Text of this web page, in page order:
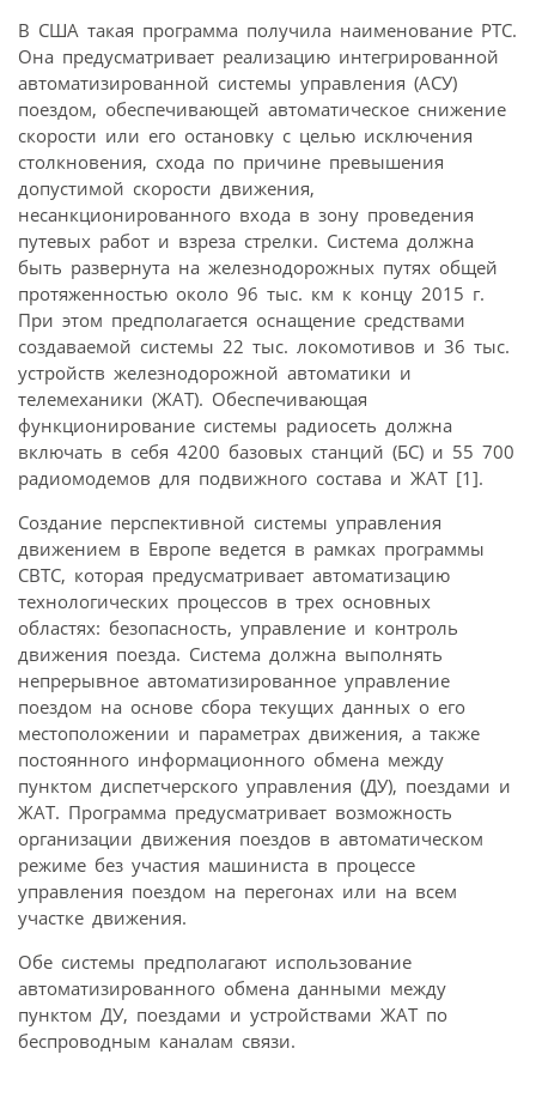
В США такая программа получила наименование PTC.
Она предусматривает реализацию интегрированной
автоматизированной системы управления (АСУ)
поездом, обеспечивающей автоматическое снижение
скорости или его остановку с целью исключения
столкновения, схода по причине превышения
допустимой скорости движения,
несанкционированного входа в зону проведения
путевых работ и взреза стрелки. Система должна
быть развернута на железнодорожных путях общей
протяженностью около 96 тыс. км к концу 2015 г.
При этом предполагается оснащение средствами
создаваемой системы 22 тыс. локомотивов и 36 тыс.
устройств железно­дорожной автоматики и
телемеханики (ЖАТ). Обеспечивающая
функционирование системы радиосеть должна
включать в себя 4200 базовых станций (БС) и 55 700
радиомодемов для подвижного состава и ЖАТ [1].
Создание перспективной системы управления
движением в Европе ведется в рамках программы
CBTC, которая предусматривает автоматизацию
технологических процессов в трех основных
областях: безопасность, управление и контроль
движения поезда. Система должна выполнять
непрерывное автоматизированное управление
поездом на основе сбора текущих данных о его
местоположении и параметрах движения, а также
постоянного информационного обмена между
пунктом диспетчерского управления (ДУ), поездами и
ЖАТ. Программа предусматривает возможность
организации движения поездов в автоматическом
режиме без участия машиниста в процессе
управления поездом на перегонах или на всем
участке движения.
Обе системы предполагают использование
автоматизированного обмена данными между
пунктом ДУ, поездами и устройствами ЖАТ по
беспроводным каналам связи.